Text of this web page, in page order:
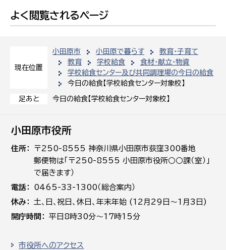
現在位置
小田原市 小田原で暮らす
教育・子育て
教育
学校給食
食材・献立・物資
学校給食センター及び共同調理場の今日の給食
今日の給食【学校給食センター対象校】
足あと 今日の給食【学校給食センター対象校】
よく閲覧されるページ
小田原市役所
住所
〒250-8555 神奈川県小田原市荻窪300番地
郵便物は「〒250-8555 小田原市役所○○課（室）」
で届きます）
電話
0465-33-1300（総合案内）
休み
土､日､祝日、休日、年末年始 (12月29日～1月3日)
開庁時間
平日8時30分～17時15分
市役所へのアクセス